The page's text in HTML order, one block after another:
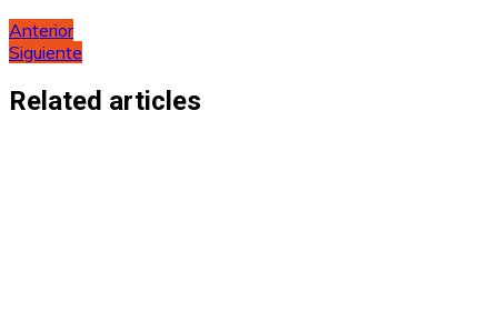
Navegación
de
entradas
Anterior
Siguiente
Related articles